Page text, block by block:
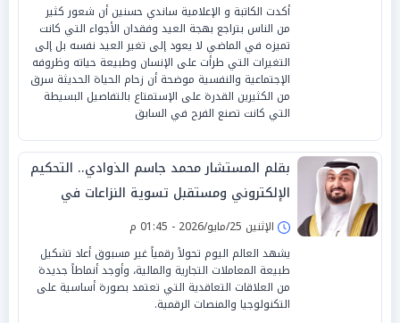
أكدت الكاتبة و الإعلامية ساندي حسنين أن شعور كثير
من الناس بتراجع بهجة العيد وفقدان الأجواء التي كانت
تميزه في الماضي لا يعود إلى تغير العيد نفسه بل إلى
التغيرات التي طرأت على الإنسان وطبيعة حياته وظروفه
الإجتماعية والنفسية موضحة أن زحام الحياة الحديثة سرق
من الكثيرين القدرة على الإستمتاع بالتفاصيل البسيطة
التي كانت تصنع الفرح في السابق
بقلم المستشار محمد جاسم الذوادي.. التحكيم
الإلكتروني ومستقبل تسوية النزاعات في
عقود التكنولوجيا المالية
الإثنين 25/مايو/2026 - 01:45 م
يشهد العالم اليوم تحولاً رقمياً غير مسبوق أعاد تشكيل
طبيعة المعاملات التجارية والمالية، وأوجد أنماطاً جديدة
من العلاقات التعاقدية التي تعتمد بصورة أساسية على
التكنولوجيا والمنصات الرقمية.